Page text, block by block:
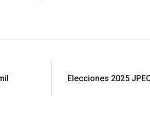
Elecciones 2025